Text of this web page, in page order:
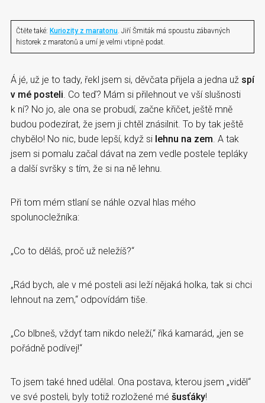
Čtěte také: Kuriozity z maratonu . Jiří Šmiták má spoustu zábavných
historek z maratonů a umí je velmi vtipně podat.
Á jé, už je to tady, řekl jsem si, děvčata přijela a jedna už spí
v mé posteli . Co teď? Mám si přilehnout ve vší slušnosti
k ní? No jo, ale ona se probudí, začne křičet, ještě mně
budou podezírat, že jsem ji chtěl znásilnit. To by tak ještě
chybělo! No nic, bude lepší, když si lehnu na zem . A tak
jsem si pomalu začal dávat na zem vedle postele tepláky
a další svršky s tím, že si na ně lehnu.
Při tom mém stlaní se náhle ozval hlas mého
spolunocležníka:
„Co to děláš, proč už neležíš?“
„Rád bych, ale v mé posteli asi leží nějaká holka, tak si chci
lehnout na zem,“ odpovídám tiše.
„Co blbneš, vždyť tam nikdo neleží,“ říká kamarád, „jen se
pořádně podívej!“
To jsem také hned udělal. Ona postava, kterou jsem „viděl“
ve své posteli, byly totiž rozložené mé šusťáky!